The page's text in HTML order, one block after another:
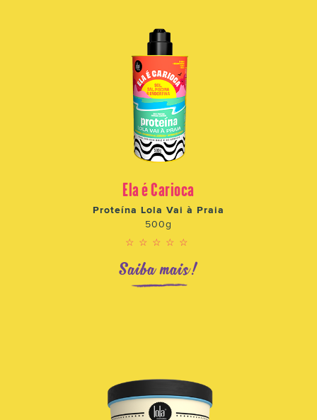
Ela é Carioca
Proteína Lola Vai à Praia
500g
☆☆☆☆☆
Saiba mais!